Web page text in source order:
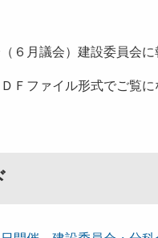
６月議会）建設委員会に
Ｆファイル形式でご覧に